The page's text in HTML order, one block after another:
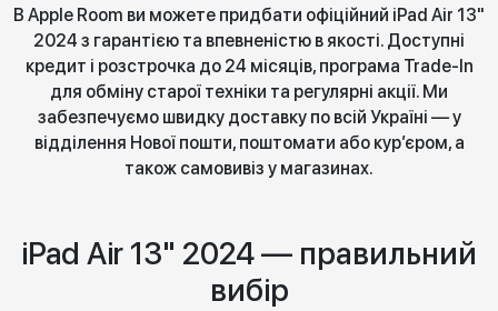
В Apple Room ви можете придбати офіційний iPad Air 13"
2024 з гарантією та впевненістю в якості. Доступні
кредит і розстрочка до 24 місяців, програма Trade-In
для обміну старої техніки та регулярні акції. Ми
забезпечуємо швидку доставку по всій Україні — у
відділення Нової пошти, поштомати або кур’єром, а
також самовивіз у магазинах.
iPad Air 13" 2024 — правильний
вибір